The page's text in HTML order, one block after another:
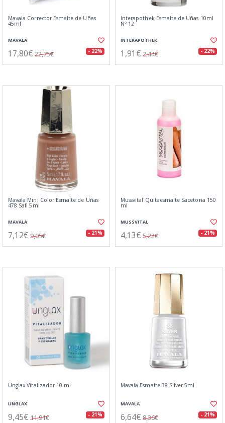
Mavala Corrector Esmalte de Uñas
45ml
MAVALA
17,80€ 22,75€ - 22%
Interapothek Esmalte de Uñas 10ml
Nº 12
INTERAPOTHEK
1,91€ 2,44€ - 22%
Mavala Mini Color Esmalte de Uñas
478 Safi 5ml
MAVALA
7,12€ 9,05€ - 21%
Mussvital Quitaesmalte Sacetona 150
ml
MUSSVITAL
4,13€ 5,22€ - 21%
Unglax Vitalizador 10 ml
UNGLAX
9,45€ 11,91€ - 21%
Mavala Esmalte 38 Silver 5ml
MAVALA
6,64€ 8,36€ - 21%